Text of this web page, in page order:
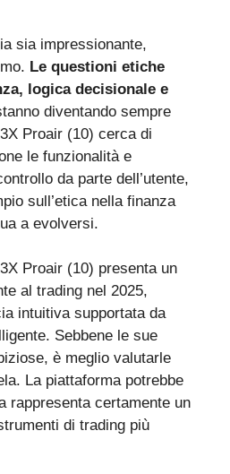
sia impressionante,
Le questioni etiche
logica decisionale e
diventando sempre
Proair (10) cerca di
le funzionalità e
da parte dell’utente,
sull’etica nella finanza
a evolversi.
Proair (10) presenta un
al trading nel 2025,
intuitiva supportata da
Sebbene le sue
è meglio valutarle
La piattaforma potrebbe
rappresenta certamente un
di trading più